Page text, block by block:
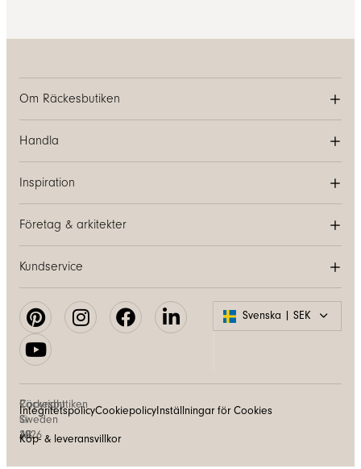
Om Räckesbutiken
Handla
Inspiration
Företag & arkitekter
Kundservice
Svenska | SEK
Copyright
©
2026
Räckesbutiken
Sweden
AB
IntegritetspolicyCookiepolicy Inställningar för Cookies
Köp- & leveransvillkor